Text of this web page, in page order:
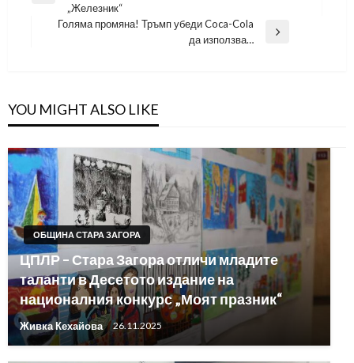
„Железник“
Голяма промяна! Тръмп убеди Coca-Cola
да използва…
YOU MIGHT ALSO LIKE
ОБЩИНА СТАРА ЗАГОРА
ЦПЛР – Стара Загора отличи младите
таланти в Десетото издание на
националния конкурс „Моят празник“
Живка Кехайова 26.11.2025